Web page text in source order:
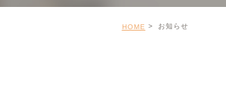
HOME お知らせ